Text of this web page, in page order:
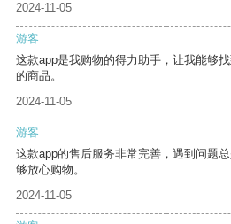
2024-11-05
游客
这款app是我购物的得力助手，让我能够
的商品。
2024-11-05
游客
这款app的售后服务非常完善，遇到问题
够放心购物。
2024-11-05